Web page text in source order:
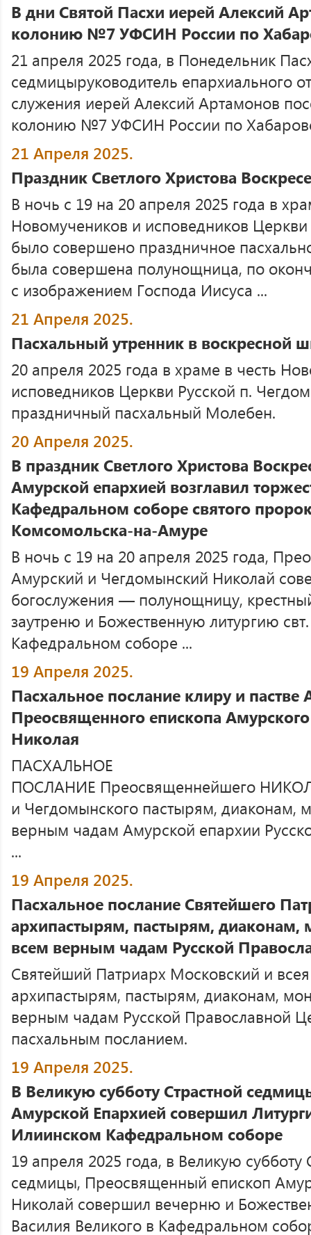
В дни Святой Пасхи иерей Алексий
колонию №7 УФСИН России по
21 апреля 2025 года, в Понедельник
седмицыруководитель епархиального
служения иерей Алексий Артамонов
колонию №7 УФСИН России по
21 Апреля 2025.
Праздник Светлого Христова
В ночь с 19 на 20 апреля 2025 года в
Новомучеников и исповедников
было совершено праздничное
была совершена полунощница, по
с изображением Господа Иисуса ...
21 Апреля 2025.
Пасхальный утренник в воскресной
20 апреля 2025 года в храме в честь
исповедников Церкви Русской п.
праздничный пасхальный Молебен.
20 Апреля 2025.
В праздник Светлого Христова
Амурской епархией возглавил
Кафедральном соборе святого
Комсомольска-на-Амуре
В ночь с 19 на 20 апреля 2025 года,
Амурский и Чегдомынский Николай
богослужения — полунощницу,
заутреню и Божественную литургию
Кафедральном соборе ...
19 Апреля 2025.
Пасхальное послание клиру и
Преосвященного епископа
Николая
ПАСХАЛЬНОЕ
ПОСЛАНИЕ Преосвященнейшего
и Чегдомынского пастырям,
верным чадам Амурской епархии
...
19 Апреля 2025.
Пасхальное послание Святейшего
архипастырям, пастырям,
всем верным чадам Русской
Святейший Патриарх Московский и
архипастырям, пастырям, диаконам,
верным чадам Русской Православной
пасхальным посланием.
19 Апреля 2025.
В Великую субботу Страстной
Амурской Епархией совершил
Илиинском Кафедральном соборе
19 апреля 2025 года, в Великую субботу
седмицы, Преосвященный епископ
Николай совершил вечерню и
Василия Великого в Кафедральном